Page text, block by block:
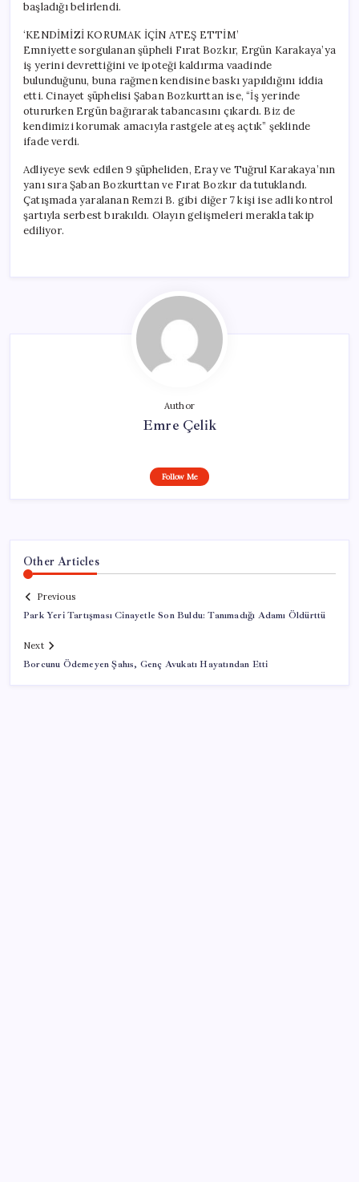
başladığı belirlendi.
‘KENDİMİZİ KORUMAK İÇİN ATEŞ ETTİM’
Emniyette sorgulanan şüpheli Fırat Bozkır, Ergün Karakaya’ya
iş yerini devrettiğini ve ipoteği kaldırma vaadinde
bulunduğunu, buna rağmen kendisine baskı yapıldığını iddia
etti. Cinayet şüphelisi Şaban Bozkurttan ise, “İş yerinde
otururken Ergün bağırarak tabancasını çıkardı. Biz de
kendimizi korumak amacıyla rastgele ateş açtık” şeklinde
ifade verdi.
Adliyeye sevk edilen 9 şüpheliden, Eray ve Tuğrul Karakaya’nın
yanı sıra Şaban Bozkurttan ve Fırat Bozkır da tutuklandı.
Çatışmada yaralanan Remzi B. gibi diğer 7 kişi ise adli kontrol
şartıyla serbest bırakıldı. Olayın gelişmeleri merakla takip
ediliyor.
Author
Emre Çelik
Follow Me
Other Articles
Previous
Park Yeri Tartışması Cinayetle Son Buldu: Tanımadığı Adamı Öldürttü
Next
Borcunu Ödemeyen Şahıs, Genç Avukatı Hayatından Etti